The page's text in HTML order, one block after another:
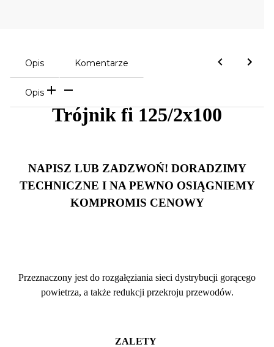
Opis Komentarze
Opis
Trójnik fi 125/2x100
NAPISZ LUB ZADZWOŃ! DORADZIMY
TECHNICZNE I NA PEWNO OSIĄGNIEMY
KOMPROMIS CENOWY
Przeznaczony jest do rozgałęziania sieci dystrybucji gorącego
powietrza, a także redukcji przekroju przewodów.
ZALETY